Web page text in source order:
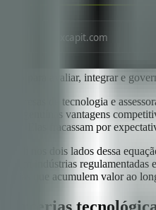
para avaliar, integrar e
de tecnologia e
genuínas vantagens
Elas fracassam por
nos dois lados dessa
em indústrias
que acumulem valor ao